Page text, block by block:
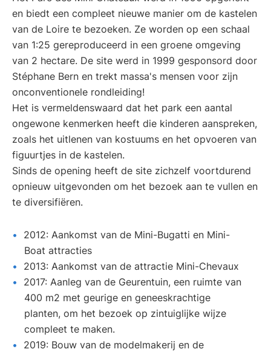
en biedt een compleet nieuwe manier om de kastelen
van de Loire te bezoeken. Ze worden op een schaal
van 1:25 gereproduceerd in een groene omgeving
van 2 hectare. De site werd in 1999 gesponsord door
Stéphane Bern en trekt massa's mensen voor zijn
onconventionele rondleiding!
Het is vermeldenswaard dat het park een aantal
ongewone kenmerken heeft die kinderen aanspreken,
zoals het uitlenen van kostuums en het opvoeren van
figuurtjes in de kastelen.
Sinds de opening heeft de site zichzelf voortdurend
opnieuw uitgevonden om het bezoek aan te vullen en
te diversifiëren.
2012: Aankomst van de Mini-Bugatti en Mini-
Boat attracties
2013: Aankomst van de attractie Mini-Chevaux
2017: Aanleg van de Geurentuin, een ruimte van
400 m2 met geurige en geneeskrachtige
planten, om het bezoek op zintuiglijke wijze
compleet te maken.
2019: Bouw van de modelmakerij en de